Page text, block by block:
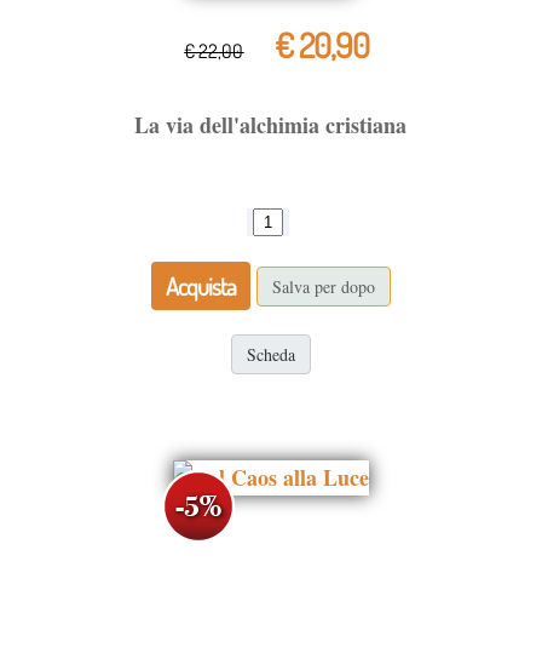
€ 22,00 € 20,90
La via dell'alchimia cristiana
Acquista Salva per dopo
Scheda